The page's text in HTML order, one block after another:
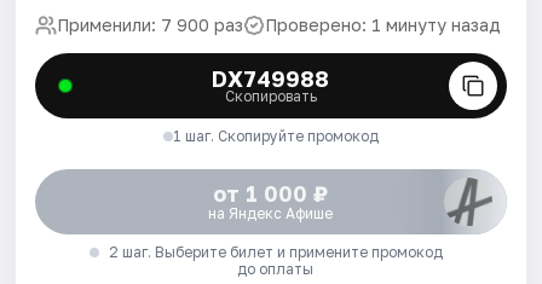
Применили: 7 900 раз Проверено: 1 минуту назад
DX749988
Скопировать
1 шаг. Скопируйте промокод
от 1 000 ₽
на Яндекс Афише
2 шаг. Выберите билет и примените промокод
до оплаты